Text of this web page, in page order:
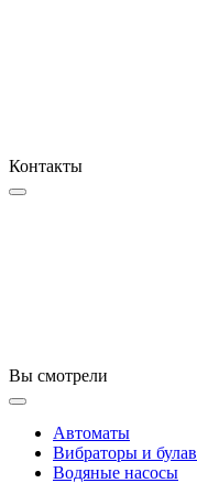
Контакты
Вы смотрели
Автоматы
Вибраторы и
Водяные насосы